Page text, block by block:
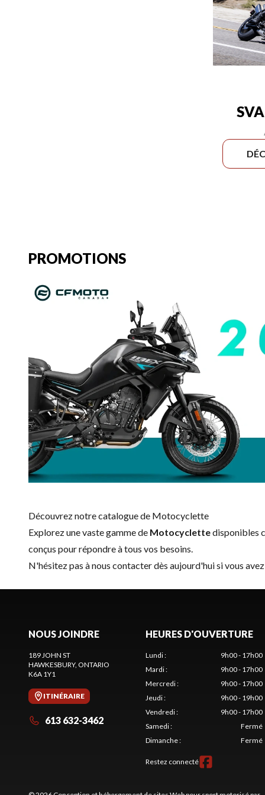
PROMOTIONS
Découvrez notre catalogue de Motocyclette
Explorez une vaste gamme de Motocyclettedisponibles
conçus pour répondre à tous vos besoins.
N'hésitez pas ànous contacterdès aujourd'hui si vous
NOUS JOINDRE
189 JOHN ST
HAWKESBURY, ONTARIO
K6A 1Y1
ITINÉRAIRE
613 632-3462
HEURES D'OUVERTURE
Lundi:
9h00 - 17h00
Mardi:
9h00 - 17h00
Mercredi:
9h00 - 17h00
Jeudi:
9h00 - 19h00
Vendredi:
9h00 - 17h00
Samedi:
Fermé
Dimanche: Fermé
Restez connecté